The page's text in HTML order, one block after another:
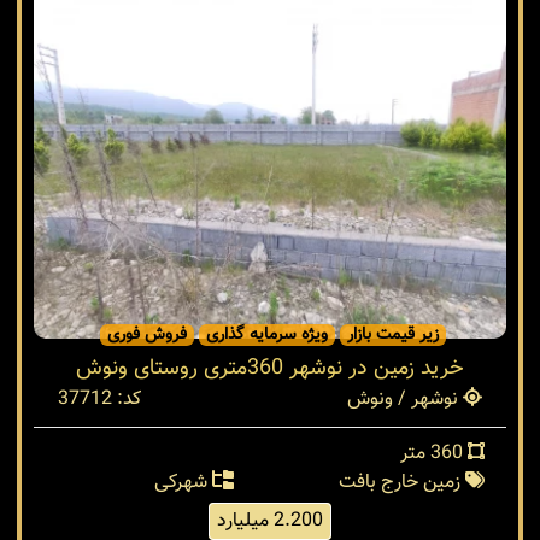
زیر قیمت بازار ویژه سرمایه گذاری فروش فوری
خرید زمین در نوشهر 360متری روستای ونوش
نوشهر / ونوش
کد: 37712
زمین خارج بافت
شهرکی
2.200 میلیارد